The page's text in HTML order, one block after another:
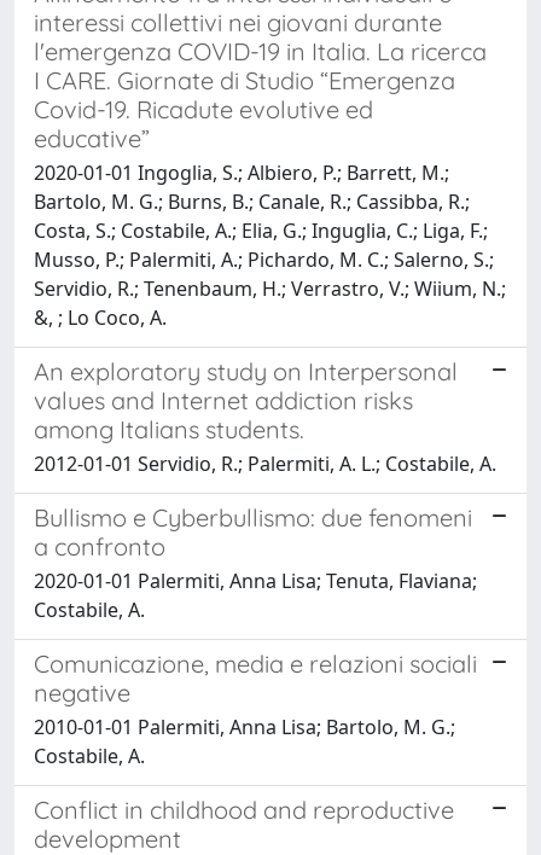
interessi collettivi nei giovani durante
l'emergenza COVID-19 in Italia. La ricerca
I CARE. Giornate di Studio “Emergenza
Covid-19. Ricadute evolutive ed
educative”
2020-01-01 Ingoglia, S.; Albiero, P.; Barrett, M.;
Bartolo, M. G.; Burns, B.; Canale, R.; Cassibba, R.;
Costa, S.; Costabile, A.; Elia, G.; Inguglia, C.; Liga, F.;
Musso, P.; Palermiti, A.; Pichardo, M. C.; Salerno, S.;
Servidio, R.; Tenenbaum, H.; Verrastro, V.; Wiium, N.;
&, ; Lo Coco, A.
An exploratory study on Interpersonal
values and Internet addiction risks
among Italians students.
2012-01-01 Servidio, R.; Palermiti, A. L.; Costabile, A.
Bullismo e Cyberbullismo: due fenomeni
a confronto
2020-01-01 Palermiti, Anna Lisa; Tenuta, Flaviana;
Costabile, A.
Comunicazione, media e relazioni sociali
negative
2010-01-01 Palermiti, Anna Lisa; Bartolo, M. G.;
Costabile, A.
Conflict in childhood and reproductive
development